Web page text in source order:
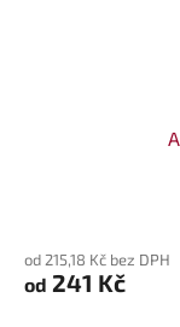
od 215,18 Kč bez DPH
od 241 Kč